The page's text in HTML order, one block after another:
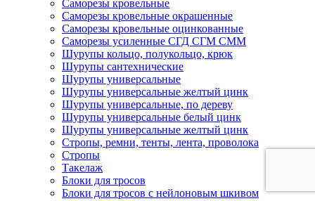
Саморезы кровельные
Саморезы кровельные окрашенные
Саморезы кровельные оцинкованные
Саморезы усиленные СГД СГМ СММ
Шурупы кольцо, полукольцо, крюк
Шурупы сантехнические
Шурупы универсальные
Шурупы универсальные желтый цинк
Шурупы универсальные, по дереву
Шурупы универсальные белый цинк
Шурупы универсальные желтый цинк
Стропы, ремни, тенты, лента, проволока
Стропы
Такелаж
Блоки для тросов
Блоки для тросов с нейлоновым шкивом